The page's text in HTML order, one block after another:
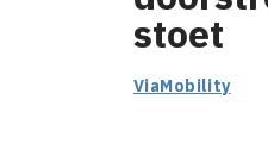
stoet
ViaMobility